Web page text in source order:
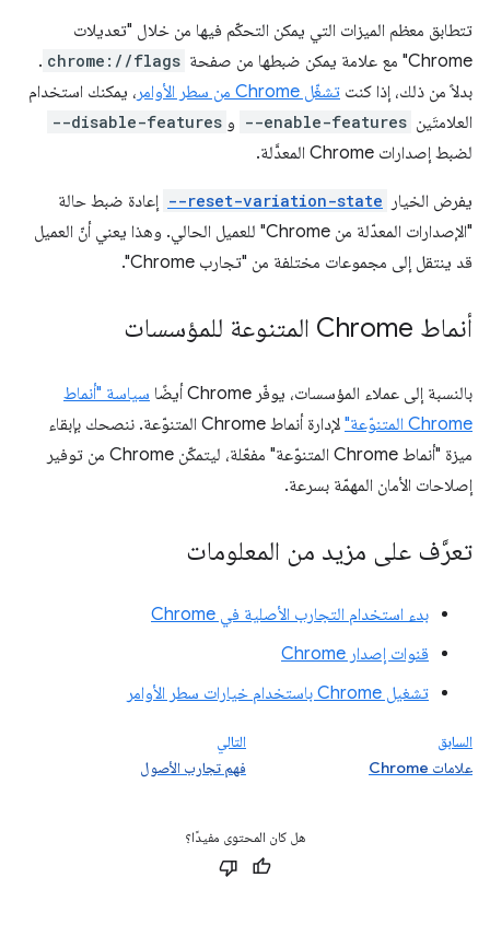
تتطابق معظم الميزات التي يمكن التحكّم فيها من خلال "تعديلات
Chrome" مع علامة يمكن ضبطها من صفحة
chrome://flags
.
بدلاً من ذلك، إذا كنت تشغّل Chrome من سطر الأوامر
، يمكنك استخدام
العلامتَين --enable-features و --disable-features
لضبط إصدارات Chrome المعدَّلة.
يفرض الخيار --reset-variation-state إعادة ضبط حالة
"الإصدارات المعدّلة من Chrome" للعميل الحالي. وهذا يعني أنّ العميل
قد ينتقل إلى مجموعات مختلفة من "تجارب Chrome".
أنماط Chrome المتنوعة للمؤسسات
بالنسبة إلى عملاء المؤسسات، يوفّر Chrome أيضًا
سياسة "أنماط
Chrome المتنوّعة"
لإدارة أنماط Chrome المتنوّعة. ننصحك بإبقاء
ميزة "أنماط Chrome المتنوّعة" مفعّلة، ليتمكّن Chrome من توفير
إصلاحات الأمان المهمّة بسرعة.
تعرَّف على مزيد من المعلومات
بدء استخدام التجارب الأصلية في Chrome
قنوات إصدار Chrome
تشغيل Chrome باستخدام خيارات سطر الأوامر
السابق
علامات Chrome
التالي
فهم تجارب الأصول
هل كان المحتوى مفيدًا؟